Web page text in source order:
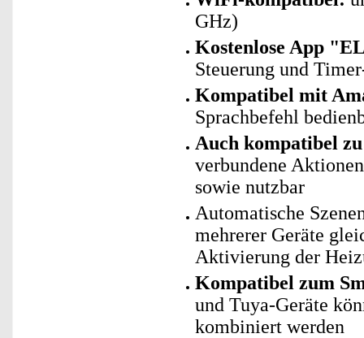
GHz)
Kostenlose App
Steuerung und
Kompatibel mit
Sprachbefehl
Auch kompatibel
verbundene
sowie nutzbar
Automatische
mehrerer Geräte
Aktivierung der
Kompatibel zum
und Tuya-Geräte
kombiniert werden